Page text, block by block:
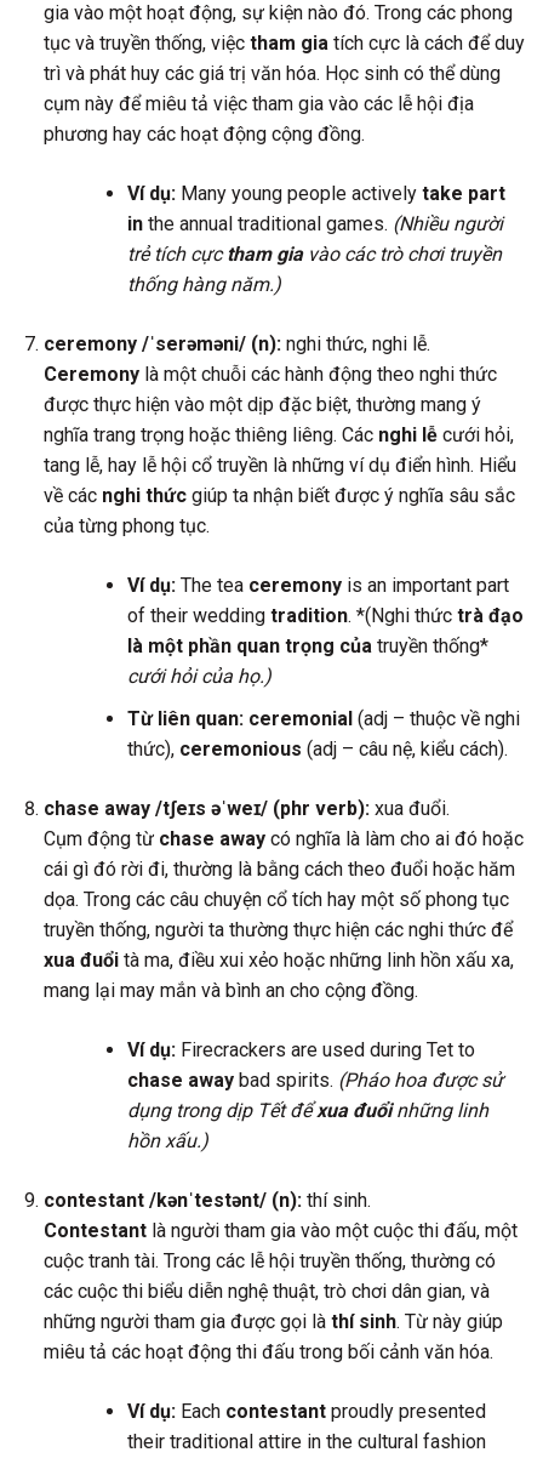
gia vào một hoạt động, sự kiện nào đó. Trong các phong
tục và truyền thống, việc tham giatích cực là cách để duy
trì và phát huy các giá trị văn hóa. Học sinh có thể dùng
cụm này để miêu tả việc tham gia vào các lễ hội địa
phương hay các hoạt động cộng đồng.
Ví dụ:Many young people actively take part
inthe annual traditional games. (Nhiều người
trẻ tích cựctham giavào các trò chơi truyền
thống hàng năm.)
ceremony /ˈserəməni/ (n):nghi thức, nghi lễ.
Ceremonylà một chuỗi các hành động theo nghi thức
được thực hiện vào một dịp đặc biệt, thường mang ý
nghĩa trang trọng hoặc thiêng liêng. Các nghi lễcưới hỏi,
tang lễ, hay lễ hội cổ truyền là những ví dụ điển hình. Hiểu
về các nghi thứcgiúp ta nhận biết được ý nghĩa sâu sắc
của từng phong tục.
Ví dụ:The tea ceremonyis an important part
of their wedding tradition. *(Nghi thứctrà đạo
là một phần quan trọng của truyền thống*
cưới hỏi của họ.)
Từ liên quan: ceremonial(adj – thuộc về nghi
thức), ceremonious (adj – câu nệ, kiểu cách).
chase away /tʃeɪs əˈweɪ/ (phr verb):xua đuổi.
Cụm động từ chase awaycó nghĩa là làm cho ai đó hoặc
cái gì đó rời đi, thường là bằng cách theo đuổi hoặc hăm
dọa. Trong các câu chuyện cổ tích hay một số phong tục
truyền thống, người ta thường thực hiện các nghi thức để
xua đuổità ma, điều xui xẻo hoặc những linh hồn xấu xa,
mang lại may mắn và bình an cho cộng đồng.
Ví dụ:Firecrackers are used during Tet to
chase awaybad spirits. (Pháo hoa được sử
dụng trong dịp Tết đểxua đuổinhững linh
hồn xấu.)
contestant /kənˈtestənt/ (n):thí sinh.
Contestantlà người tham gia vào một cuộc thi đấu, một
cuộc tranh tài. Trong các lễ hội truyền thống, thường có
các cuộc thi biểu diễn nghệ thuật, trò chơi dân gian, và
những người tham gia được gọi là thí sinh. Từ này giúp
miêu tả các hoạt động thi đấu trong bối cảnh văn hóa.
Ví dụ:Each contestantproudly presented
their traditional attire in the cultural fashion